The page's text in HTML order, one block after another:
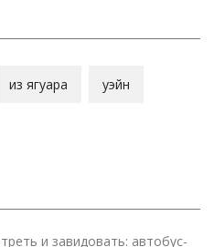
из ягуара уэйн
и завидовать: автобус-